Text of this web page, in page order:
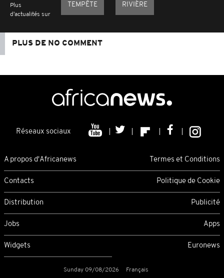
Plus
d'actualités sur
TEMPÊTE RIVIÈRE
PLUS DE NO COMMENT
Réseaux sociaux
A propos d'Africanews Termes et Conditions
Contacts Politique de Cookie
Distribution Publicité
Jobs Apps
Widgets Euronews
Sunday 09/08/2026